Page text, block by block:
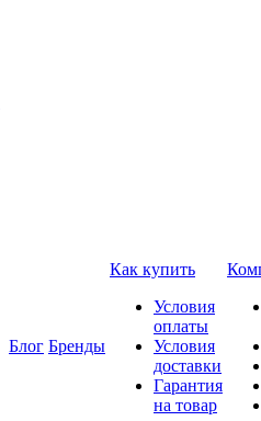
Блог Бренды
Как купить
Условия
оплаты
Условия
доставки
Гарантия
на товар